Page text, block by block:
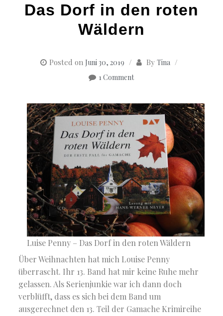
Das Dorf in den roten
Wäldern
Posted on Juni 30, 2019 By Tina
1 Comment
Luise Penny – Das Dorf in den roten Wäldern
Über Weihnachten hat mich Louise Penny
überrascht. Ihr 13. Band hat mir keine Ruhe mehr
gelassen. Als Serienjunkie war ich dann doch
verblüfft, dass es sich bei dem Band um
ausgerechnet den 13. Teil der Gamache Krimireihe